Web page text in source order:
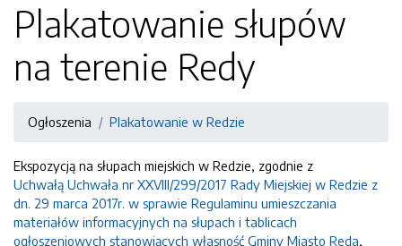
Plakatowanie słupów
na terenie Redy
Ogłoszenia Plakatowanie w Redzie
Ekspozycją na słupach miejskich w Redzie, zgodnie z
Uchwałą Uchwała nr XXVIII/299/2017 Rady Miejskiej w Redzie z
dn. 29 marca 2017r. w sprawie Regulaminu umieszczania
materiałów informacyjnych na słupach i tablicach
ogłoszeniowych stanowiących własność Gminy Miasto Reda,